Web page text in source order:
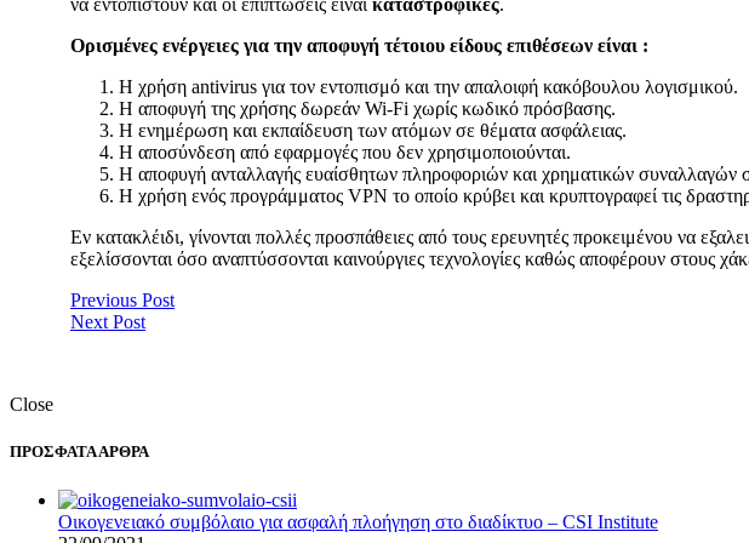
να εντοπιστούν και οι επιπτώσεις είναι καταστροφικές.
Ορισμένες ενέργειες για την αποφυγή τέτοιου είδους επιθέσεων είναι :
H χρήση antivirus για τον εντοπισμό και την απαλοιφή κακόβουλου λογισμικού.
H αποφυγή της χρήσης δωρεάν Wi-Fi χωρίς κωδικό πρόσβασης.
H ενημέρωση και εκπαίδευση των ατόμων σε θέματα ασφάλειας.
Η αποσύνδεση από εφαρμογές που δεν χρησιμοποιούνται.
Η αποφυγή ανταλλαγής ευαίσθητων πληροφοριών και χρηματικών συναλλαγών
Η χρήση ενός προγράμματος VPN το οποίο κρύβει και κρυπτογραφεί τις
Εν κατακλέιδι, γίνονται πολλές προσπάθειες από τους ερευνητές προκειμένου να
εξελίσσονται όσο αναπτύσσονται καινούργιες τεχνολογίες καθώς αποφέρουν στους
Previous Post
Next Post
Close
ΠΡΟΣΦΑΤΑ ΑΡΘΡΑ
Οικογενειακό συμβόλαιο για ασφαλή πλοήγηση στο διαδίκτυο – CSI Institute